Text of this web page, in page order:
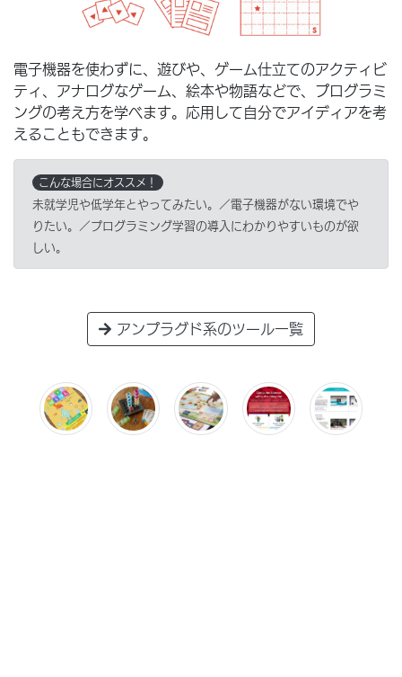
電子機器を使わずに、遊びや、ゲーム仕立てのアクティビ
ティ、アナログなゲーム、絵本や物語などで、プログラミ
ングの考え方を学べます。応用して自分でアイディアを考
えることもできます。
こんな場合にオススメ！
未就学児や低学年とやってみたい。／電子機器がない環境でや
りたい。／プログラミング学習の導入にわかりやすいものが欲
しい。
アンプラグド系のツール一覧